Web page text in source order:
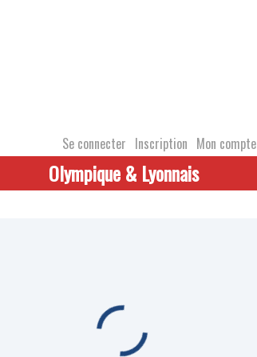
Se connecter Inscription Mon compte
Olympique & Lyonnais